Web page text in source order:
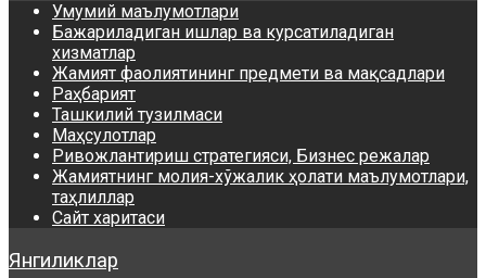
Умумий маълумотлари
Бажариладиган ишлар ва курсатиладиган
хизматлар
Жамият фаолиятининг предмети ва мақсадлари
Раҳбарият
Ташкилий тузилмаси
Маҳсулотлар
Ривожлантириш стратегияси, Бизнес режалар
Жамиятнинг молия-хўжалик ҳолати маълумотлари,
таҳлиллар
Сайт харитаси
Янгиликлар